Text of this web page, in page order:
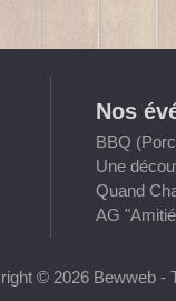
Nos
BBQ
Une
Quand
AG
© 2026 Bewweb -